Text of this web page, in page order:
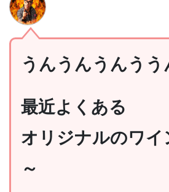
うんうんうんうう
最近よくある
オリジナルのワ
～